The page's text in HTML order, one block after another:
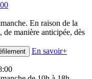
En raison de la
de manière anticipée, dès
En savoir+